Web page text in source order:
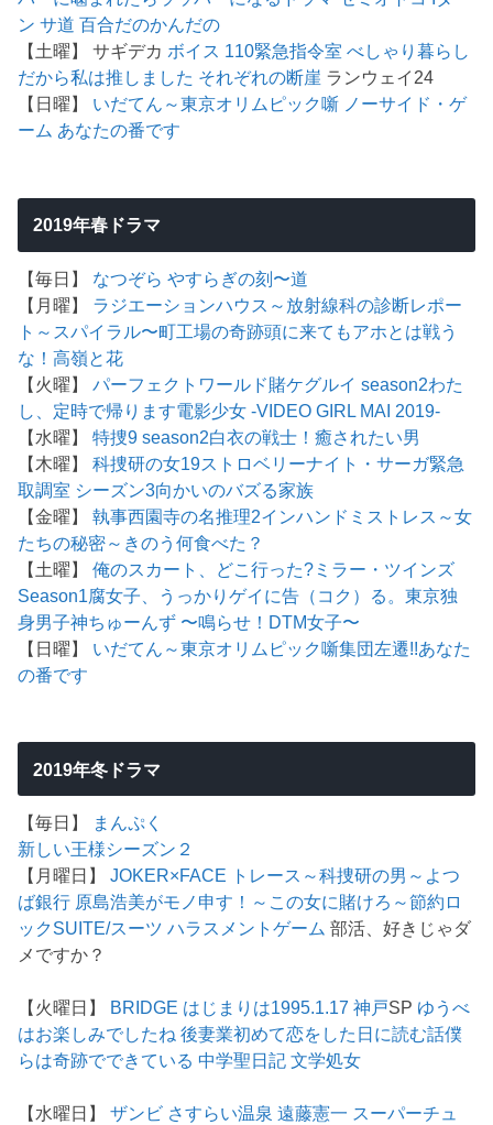
ン サ道 百合だのかんだの
【土曜】 サギデカ ボイス 110緊急指令室 べしゃり暮らし
だから私は推しました それぞれの断崖 ランウェイ24
【日曜】 いだてん～東京オリムピック噺 ノーサイド・ゲ
ーム あなたの番です
2019年春ドラマ
【毎日】 なつぞら やすらぎの刻〜道
【月曜】 ラジエーションハウス～放射線科の診断レポー
ト～ スパイラル〜町工場の奇跡頭に来てもアホとは戦う
な！高嶺と花
【火曜】パーフェクトワールド賭ケグルイ season2わた
し、定時で帰ります電影少女 -VIDEO GIRL MAI 2019-
【水曜】特捜9 season2白衣の戦士！癒されたい男
【木曜】科捜研の女19ストロベリーナイト・サーガ緊急
取調室 シーズン3向かいのバズる家族
【金曜】執事西園寺の名推理2インハンド ミストレス～女
たちの秘密～ きのう何食べた？
【土曜】俺のスカート、どこ行った? ミラー・ツインズ
Season1腐女子、うっかりゲイに告（コク）る。東京独
身男子神ちゅーんず 〜鳴らせ！DTM女子〜
【日曜】 いだてん～東京オリムピック噺集団左遷!!あなた
の番です
2019年冬ドラマ
【毎日】
まんぷく
新しい王様シーズン２
【月曜日】JOKER×FACE トレース～科捜研の男～ よつ
ば銀行 原島浩美がモノ申す！～この女に賭けろ～節約ロ
ック SUITE/スーツ ハラスメントゲーム 部活、好きじゃダ
メですか？
【火曜日】 BRIDGE はじまりは1995.1.17 神戸SP ゆうべ
はお楽しみでしたね 後妻業初めて恋をした日に読む話僕
らは奇跡でできている 中学聖日記 文学処女
【水曜日】ザンビ さすらい温泉 遠藤憲一 スーパーチュ